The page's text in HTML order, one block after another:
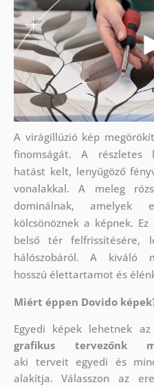
A virágillúzió kép
finomságát. A részletes
hatást kelt, lenyűgöző
vonalakkal. A meleg
dominálnak, amelyek
kölcsönöznek a képnek.
belső tér felfrissítésére,
hálószobáról. A kiváló
hosszú élettartamot és
Miért éppen Dovido
Egyedi képek lehetnek
grafikus tervezőnk
aki terveit egyedi és
alakítja. Válasszon az